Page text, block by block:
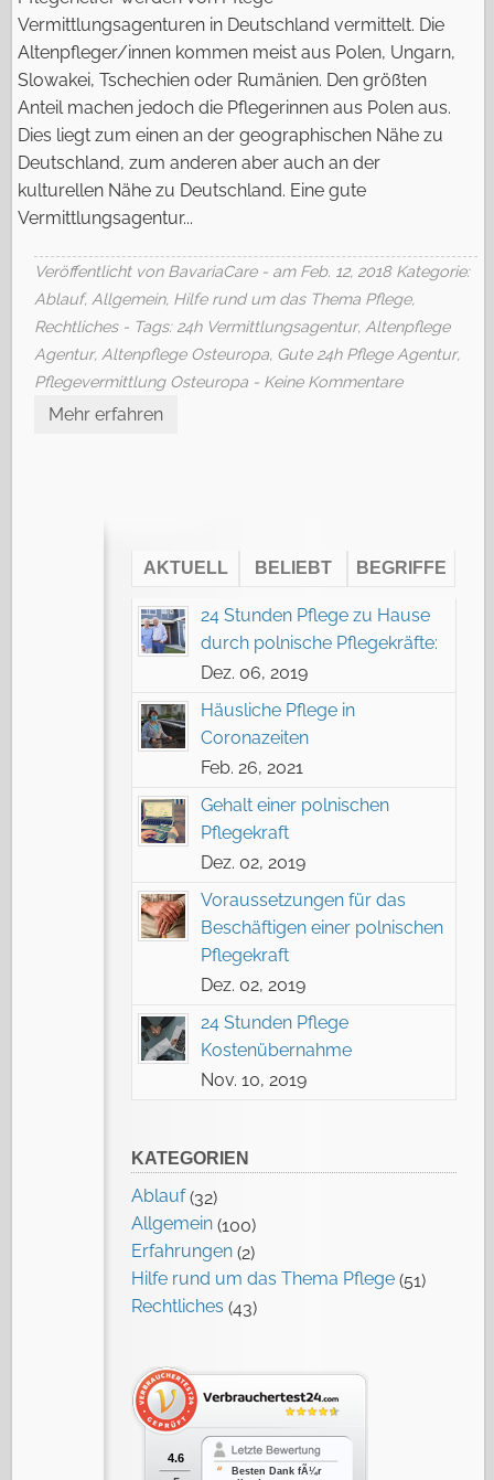
Vermittlungsagenturen in Deutschland vermittelt. Die
Altenpfleger/innen kommen meist aus Polen, Ungarn,
Slowakei, Tschechien oder Rumänien. Den größten
Anteil machen jedoch die Pflegerinnen aus Polen aus.
Dies liegt zum einen an der geographischen Nähe zu
Deutschland, zum anderen aber auch an der
kulturellen Nähe zu Deutschland. Eine gute
Vermittlungsagentur...
Veröffentlicht von BavariaCare - am Feb. 12, 2018 Kategorie:
Ablauf, Allgemein, Hilfe rund um das Thema Pflege,
Rechtliches- Tags: 24h Vermittlungsagentur, Altenpflege
Agentur, Altenpflege Osteuropa, Gute 24h Pflege Agentur,
Pflegevermittlung Osteuropa - Keine Kommentare
Mehr erfahren
AKTUELL BELIEBT BEGRIFFE
24 Stunden Pflege zu Hause
durch polnische Pflegekräfte:
Dez. 06, 2019
Häusliche Pflege in
Coronazeiten
Feb. 26, 2021
Gehalt einer polnischen
Pflegekraft
Dez. 02, 2019
Voraussetzungen für das
Beschäftigen einer polnischen
Pflegekraft
Dez. 02, 2019
24 Stunden Pflege
Kostenübernahme
Nov. 10, 2019
KATEGORIEN
Ablauf(32)
Allgemein (100)
Erfahrungen (2)
Hilfe rund um das Thema Pflege (51)
Rechtliches (43)
4.6
Besten Dank fÃ¼r